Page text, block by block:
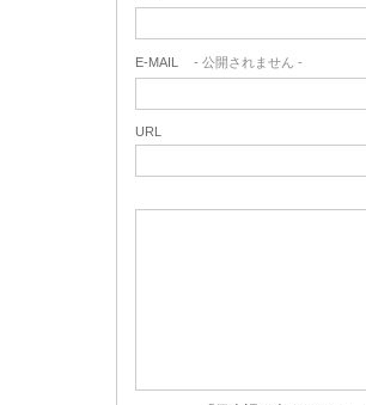
E-MAIL - 公開されません -
URL